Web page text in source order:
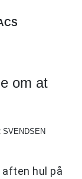
om at
SVENDSEN
aften hul på